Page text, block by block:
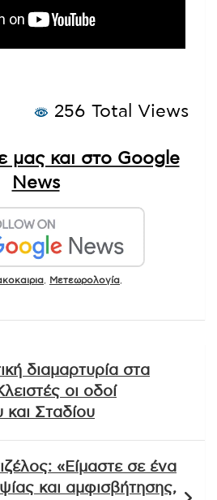
256 Total Views
μας και στο Google
News
Μετεωρολογία
διαμαρτυρία στα
οι οδοί
και Σταδίου
«Eίμαστε σε ένα
και αμφισβήτησης,